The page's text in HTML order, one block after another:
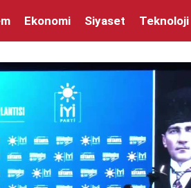
Ekonomi Siyaset Teknoloji